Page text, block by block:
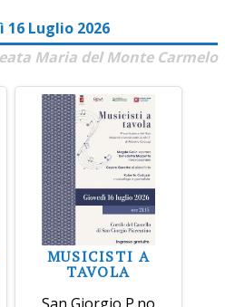
16 Luglio 2026
Maria del Monte Carmelo
MUSICISTI A
TAVOLA